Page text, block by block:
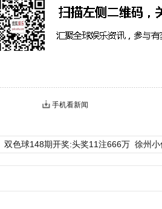
手机看新闻
双色球148期开奖:头奖11注666万 徐州